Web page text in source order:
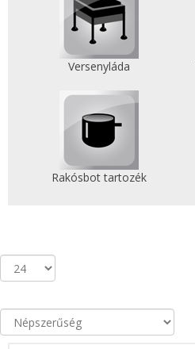
Versenyláda
Rakósbot tartozék